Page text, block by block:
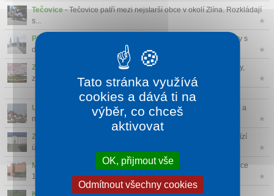
Tečovice- Tečovice patří mezi nejstarší obce v okolí Zlína. Rozkládají
s...
★
Ploština
- Ploština je Národní kulturní památka. Informační texty s
dobov...
★
Zlín
- Ve zlíně se nachází mnoho památek. Muzea, hrady, zámky,
zříceniny ...
★
Uherský Brod
- Malebná příroda, zajímavosti jednotlivých obcí a
měst, tr...
★
Zámek Vizovice
- Zámek Vizovice je oáza klidu a pohody. Nabízí
útulné a z...
★
Muzeum Jihovýchodní Moravy ve Zlíně- Muzeum vzniklo v roce
1935 tehdy...
★
Koupaliště Zelené Zlín- Zelené koupaliště Zlín je po rozsáhlé
Tato stránka využívá
cookies a dává ti na
výběr, co chceš
aktivovat
OK, přijmout vše
Odmítnout všechny cookies